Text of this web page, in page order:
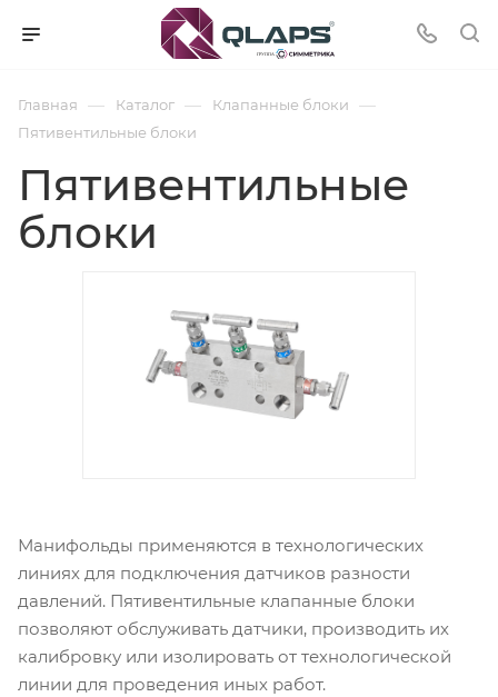
Главная — Каталог — Клапанные блоки —
Пятивентильные блоки
Пятивентильные
блоки
Манифольды применяются в технологических
линиях для подключения датчиков разности
давлений. Пятивентильные клапанные блоки
позволяют обслуживать датчики, производить их
калибровку или изолировать от технологической
линии для проведения иных работ.